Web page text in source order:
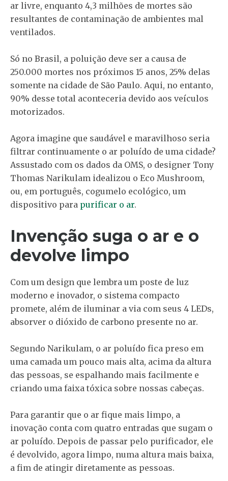
ar livre, enquanto 4,3 milhões de mortes são
resultantes de contaminação de ambientes mal
ventilados.
Só no Brasil, a poluição deve ser a causa de
250.000 mortes nos próximos 15 anos, 25% delas
somente na cidade de São Paulo. Aqui, no entanto,
90% desse total aconteceria devido aos veículos
motorizados.
Agora imagine que saudável e maravilhoso seria
filtrar continuamente o ar poluído de uma cidade?
Assustado com os dados da OMS, o designer Tony
Thomas Narikulam idealizou o Eco Mushroom,
ou, em português, cogumelo ecológico, um
dispositivo para purificar o ar.
Invenção suga o ar e o
devolve limpo
Com um design que lembra um poste de luz
moderno e inovador, o sistema compacto
promete, além de iluminar a via com seus 4 LEDs,
absorver o dióxido de carbono presente no ar.
Segundo Narikulam, o ar poluído fica preso em
uma camada um pouco mais alta, acima da altura
das pessoas, se espalhando mais facilmente e
criando uma faixa tóxica sobre nossas cabeças.
Para garantir que o ar fique mais limpo, a
inovação conta com quatro entradas que sugam o
ar poluído. Depois de passar pelo purificador, ele
é devolvido, agora limpo, numa altura mais baixa,
a fim de atingir diretamente as pessoas.